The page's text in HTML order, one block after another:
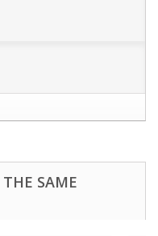
SAME